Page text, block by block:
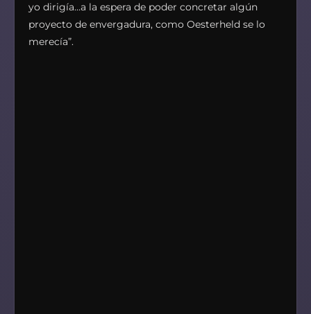
yo dirigía…a la espera de poder concretar algún
proyecto de envergadura, como Oesterheld se lo
merecía”.